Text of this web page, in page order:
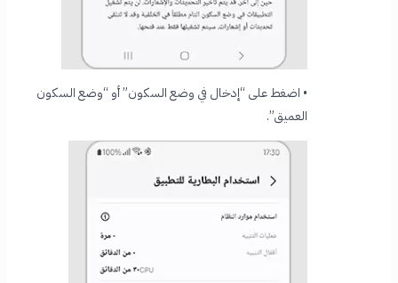
• اضغط على “إدخال في وضع السكون” أو “وضع السكون
العميق”.